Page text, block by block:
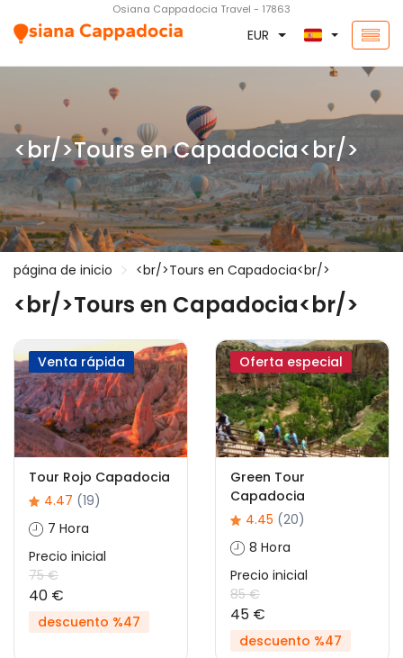
Osiana Cappadocia Travel - 17863
EUR
<br/>Tours en Capadocia<br/>
página de inicio <br/>Tours en Capadocia<br/>
<br/>Tours en Capadocia<br/>
Venta rápida
Tour Rojo Capadocia
4.47 (19)
7 Hora
Precio inicial
75 €
40 €
descuento %47
Oferta especial
Green Tour
Capadocia
4.45 (20)
8 Hora
Precio inicial
85 €
45 €
descuento %47